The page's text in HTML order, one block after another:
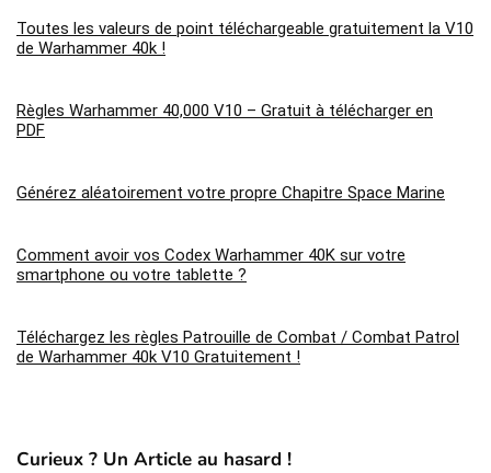
Toutes les valeurs de point téléchargeable gratuitement la V10
de Warhammer 40k !
Règles Warhammer 40,000 V10 – Gratuit à télécharger en
PDF
Générez aléatoirement votre propre Chapitre Space Marine
Comment avoir vos Codex Warhammer 40K sur votre
smartphone ou votre tablette ?
Téléchargez les règles Patrouille de Combat / Combat Patrol
de Warhammer 40k V10 Gratuitement !
Curieux ? Un Article au hasard !